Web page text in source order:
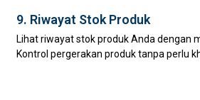
9. Riwayat Stok Produk
Lihat riwayat stok produk Anda dengan
Kontrol pergerakan produk tanpa perlu